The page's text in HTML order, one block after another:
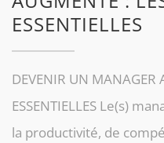
ESSENTIELLES
DEVENIR UN MANAGER
ESSENTIELLES Le(s)
la productivité, de